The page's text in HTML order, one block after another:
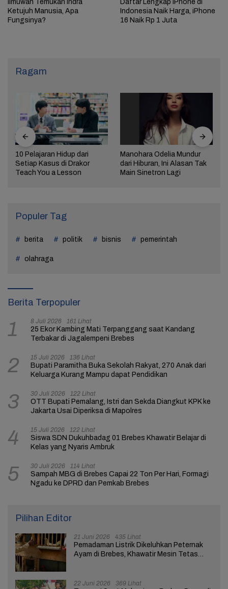
Ilmuwan Temukan Indra
Ketujuh Manusia, Apa
Fungsinya?
Daftar Lengkap iPhone di
Indonesia Naik Harga, iPhone
16 Naik Rp 1 Juta
Ragam
10 Pelajaran Hidup dari
Setiap Kasus di Drakor
Teach You a Lesson
Manohara Odelia Mundur
dari Hiburan, Ini Alasan Tak
Main Sinetron Lagi
Populer Tag
berita politik bisnis pemerintah
olahraga
Berita Terpopuler
1 8 Juli 2026 161 Lihat
25 Ekor Kambing Mati Terpanggang saat Kandang
Terbakar di Jagalempeni Brebes
2 15 Juli 2026 136 Lihat
Bupati Paramitha Buka Sekolah Rakyat, 270 Anak dari
Keluarga Kurang Mampu dapat Pendidikan
3 30 Juli 2026 122 Lihat
OTT Bupati Pemalang, Istri dan Sekda Diangkut KPK ke
Jakarta Usai Diperiksa di Mapolres
4 15 Juli 2026 122 Lihat
Siswa SDN Dukuhbadag 01 Brebes Khawatir Belajar di
Kelas yang Nyaris Ambruk
5 30 Juli 2026 114 Lihat
Sampah MBG di Brebes Capai 22 Ton Per Hari, Formagi
Ngadu ke DPRD dan Pemkab Brebes
Pilihan Editor
21 Juni 2026 435 Lihat
Pemadaman Listrik Dikeluhkan Peternak
Ayam di Brebes, Khawatir Mesin Tetas
22 Juni 2026 369 Lihat